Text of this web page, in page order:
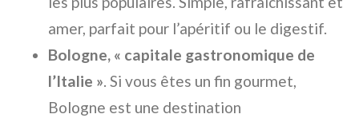
amer, parfait pour l’apéritif ou le digestif.
Bologne, « capitale gastronomique de
l’Italie ». Si vous êtes un fin gourmet,
Bologne est une destination